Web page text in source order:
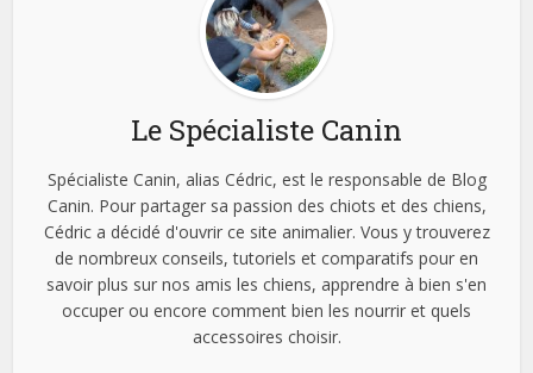
Le Spécialiste Canin
Spécialiste Canin, alias Cédric, est le responsable de Blog
Canin. Pour partager sa passion des chiots et des chiens,
Cédric a décidé d'ouvrir ce site animalier. Vous y trouverez
de nombreux conseils, tutoriels et comparatifs pour en
savoir plus sur nos amis les chiens, apprendre à bien s'en
occuper ou encore comment bien les nourrir et quels
accessoires choisir.